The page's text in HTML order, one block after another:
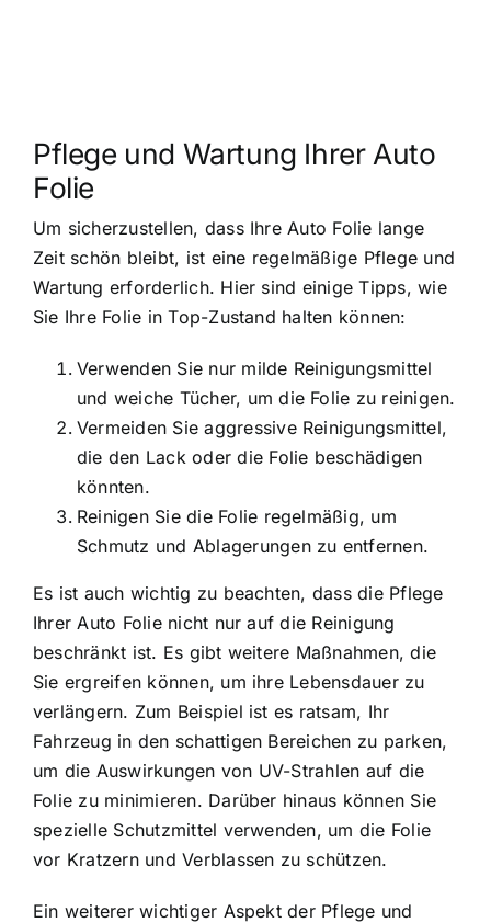
Pflege und Wartung Ihrer Auto
Folie
Um sicherzustellen, dass Ihre Auto Folie lange
Zeit schön bleibt, ist eine regelmäßige Pflege und
Wartung erforderlich. Hier sind einige Tipps, wie
Sie Ihre Folie in Top-Zustand halten können:
Verwenden Sie nur milde Reinigungsmittel
und weiche Tücher, um die Folie zu reinigen.
Vermeiden Sie aggressive Reinigungsmittel,
die den Lack oder die Folie beschädigen
könnten.
Reinigen Sie die Folie regelmäßig, um
Schmutz und Ablagerungen zu entfernen.
Es ist auch wichtig zu beachten, dass die Pflege
Ihrer Auto Folie nicht nur auf die Reinigung
beschränkt ist. Es gibt weitere Maßnahmen, die
Sie ergreifen können, um ihre Lebensdauer zu
verlängern. Zum Beispiel ist es ratsam, Ihr
Fahrzeug in den schattigen Bereichen zu parken,
um die Auswirkungen von UV-Strahlen auf die
Folie zu minimieren. Darüber hinaus können Sie
spezielle Schutzmittel verwenden, um die Folie
vor Kratzern und Verblassen zu schützen.
Ein weiterer wichtiger Aspekt der Pflege und